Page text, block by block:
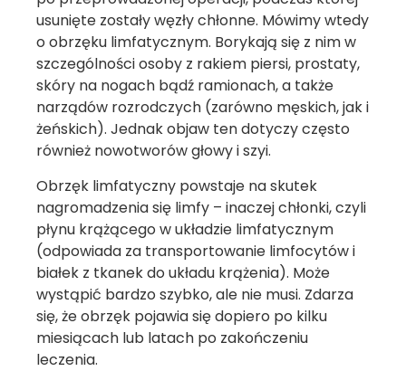
usunięte zostały węzły chłonne. Mówimy wtedy
o obrzęku limfatycznym. Borykają się z nim w
szczególności osoby z rakiem piersi, prostaty,
skóry na nogach bądź ramionach, a także
narządów rozrodczych (zarówno męskich, jak i
żeńskich). Jednak objaw ten dotyczy często
również nowotworów głowy i szyi.
Obrzęk limfatyczny powstaje na skutek
nagromadzenia się limfy – inaczej chłonki, czyli
płynu krążącego w układzie limfatycznym
(odpowiada za transportowanie limfocytów i
białek z tkanek do układu krążenia). Może
wystąpić bardzo szybko, ale nie musi. Zdarza
się, że obrzęk pojawia się dopiero po kilku
miesiącach lub latach po zakończeniu
leczenia.